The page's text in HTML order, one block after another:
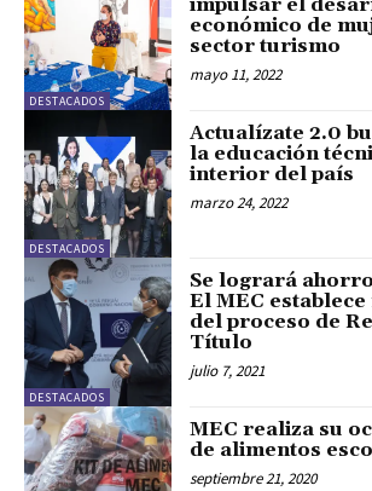
DESTACADOS
impulsar el
económico de
sector turismo
mayo 11, 2022
DESTACADOS
Actualízate 2.0
la educación
interior del país
marzo 24, 2022
DESTACADOS
Se logrará
El MEC
del proceso de
Título
julio 7, 2021
MEC realiza su
de alimentos
septiembre 21, 2020